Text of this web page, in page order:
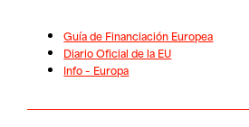
Guía de Financiación Europea
Diario Oficial de la EU
Info – Europa